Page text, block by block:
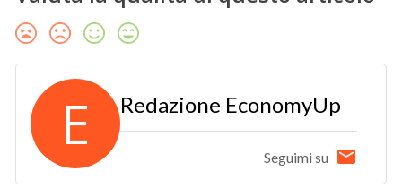
E Redazione EconomyUp
Seguimi su